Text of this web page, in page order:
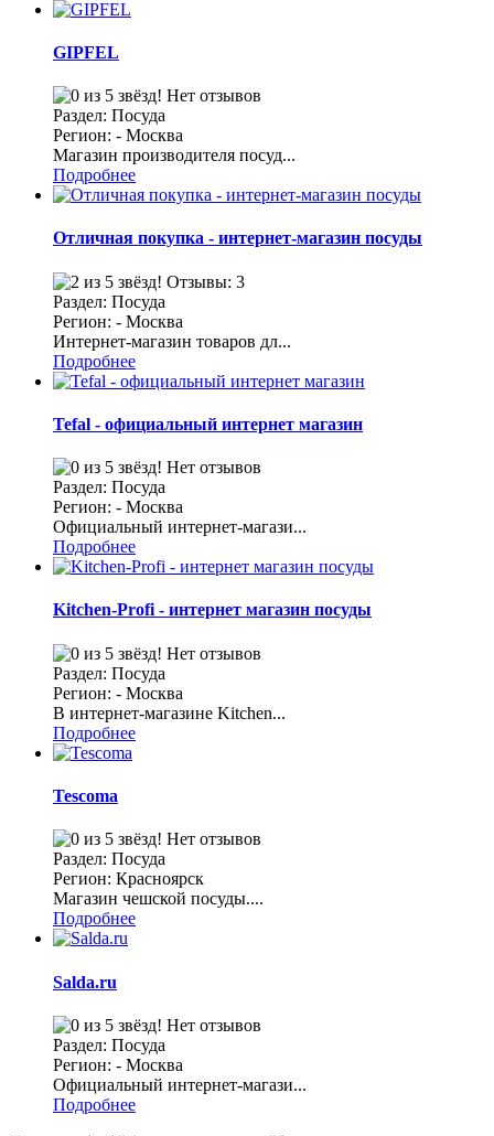
GIPFEL
Нет отзывов
Раздел: Посуда
Регион: - Москва
Магазин производителя посуд...
Подробнее
Отличная покупка - интернет-магазин посуды
Отзывы: 3
Раздел: Посуда
Регион: - Москва
Интернет-магазин товаров дл...
Подробнее
Tefal - официальный интернет магазин
Нет отзывов
Раздел: Посуда
Регион: - Москва
Официальный интернет-магази...
Подробнее
Kitchen-Profi - интернет магазин посуды
Нет отзывов
Раздел: Посуда
Регион: - Москва
В интернет-магазине Kitchen...
Подробнее
Tescoma
Нет отзывов
Раздел: Посуда
Регион: Красноярск
Магазин чешской посуды....
Подробнее
Salda.ru
Нет отзывов
Раздел: Посуда
Регион: - Москва
Официальный интернет-магази...
Подробнее